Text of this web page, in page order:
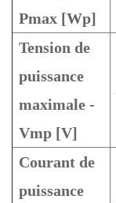
Pmax [Wp]
Tension de
puissance
maximale -
Vmp [V]
Courant de
puissance